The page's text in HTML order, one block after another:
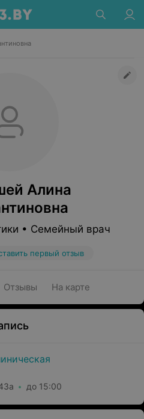
Алина
• Семейный врач
первый отзыв
Отзывы На карте
до 15:00